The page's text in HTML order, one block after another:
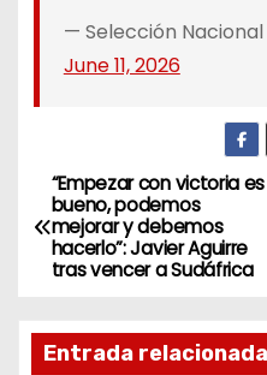
— Selección
June 11, 2026
N
a
e
“Empezar con victoria es
bueno, podemos
mejorar y debemos
hacerlo”: Javier Aguirre
tras vencer a Sudáfrica
Entrada relacionada